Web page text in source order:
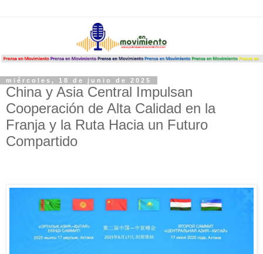
miércoles, 18 de junio de 2025
China y Asia Central Impulsan
Cooperación de Alta Calidad en la
Franja y la Ruta Hacia un Futuro
Compartido